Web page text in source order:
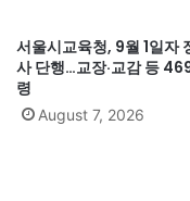
서울시교육청, 9월 1일자
사 단행…교장·교감 등
령
August 7, 2026